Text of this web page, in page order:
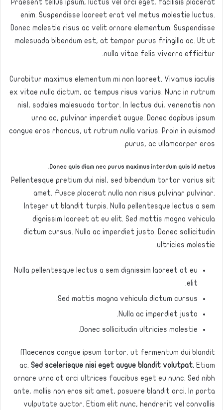
Praesent tellus ipsum, luctus vel orci eget, facilisis placerat
enim. Suspendisse laoreet erat vel metus molestie luctus.
Donec molestie risus ac velit ornare elementum. Suspendisse
malesuada bibendum est, at tempor purus fringilla ac. Ut ut
nulla vitae felis viverra efficitur.
Curabitur maximus elementum mi non laoreet. Vivamus iaculis
ex vitae nulla dictum, ac tempus risus varius. Nunc in rutrum
nisl, sodales malesuada tortor. In lectus dui, venenatis non
urna ac, pulvinar imperdiet augue. Donec dapibus ipsum
congue eros rhoncus, ut rutrum nulla varius. Proin in euismod
purus, ac ullamcorper eros.
Donec quis diam nec purus maximus interdum quis id metus.
Pellentesque pretium dui nisl, sed bibendum tortor varius sit
amet. Fusce placerat nulla non risus pulvinar pulvinar.
Integer ut blandit turpis. Nulla pellentesque lectus a sem
dignissim laoreet at eu elit. Sed mattis magna vehicula
dictum cursus. Nulla ac imperdiet justo. Donec sollicitudin
ultricies molestie.
Nulla pellentesque lectus a sem dignissim laoreet at eu
elit.
Sed mattis magna vehicula dictum cursus.
Nulla ac imperdiet justo.
Donec sollicitudin ultricies molestie.
Maecenas congue ipsum tortor, ut fermentum dui blandit
ac. Sed scelerisque nisi eget augue blandit volutpat. Etiam
ornare urna at orci ultrices faucibus eget eu nunc. Sed nibh
ante, mollis non eros sit amet, posuere blandit orci. In porta
vulputate auctor. Etiam elit nunc, hendrerit vel convallis